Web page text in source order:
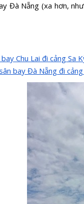
Đà Nẵng (xa hơn,
Chu Lai đi cảng Sa
bay Đà Nẵng đi